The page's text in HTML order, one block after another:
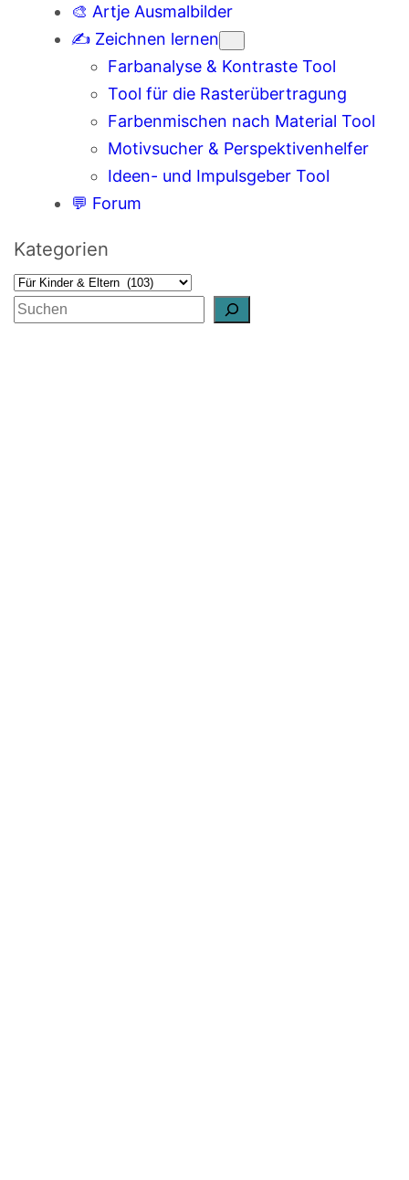
🎨 Artje Ausmalbilder
✍️ Zeichnen lernen
Farbanalyse & Kontraste Tool
Tool für die Rasterübertragung
Farbenmischen nach Material Tool
Motivsucher & Perspektivenhelfer
Ideen- und Impulsgeber Tool
💬 Forum
Kategorien
S